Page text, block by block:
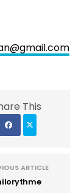
This
ARTICLE